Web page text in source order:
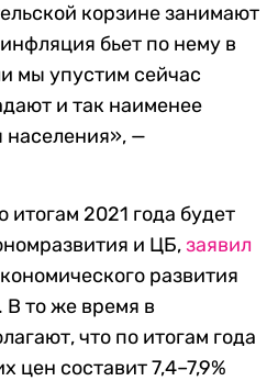
корзине занимают
бьет по нему в
мы упустим сейчас
и так наименее
—
2021 года будет
и ЦБ,заявил
развития
то же время в
что по итогам года
цен составит 7,4–7,9%